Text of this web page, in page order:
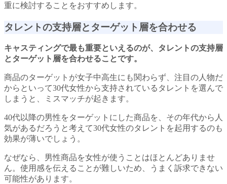
重に検討することをおすすめします。
タレントの支持層とターゲット層を合わせる
キャスティングで最も重要といえるのが、タレントの支持層
とターゲット層を合わせることです。
商品のターゲットが女子中高生にも関わらず、注目の人物だ
からといって30代女性から支持されているタレントを選んで
しまうと、ミスマッチが起きます。
40代以降の男性をターゲットにした商品を、その年代から人
気があるだろうと考えて30代女性のタレントを起用するのも
効果が薄いでしょう。
なぜなら、男性商品を女性が使うことはほとんどありませ
ん。使用感を伝えることが難しいため、うまく訴求できない
可能性があります。